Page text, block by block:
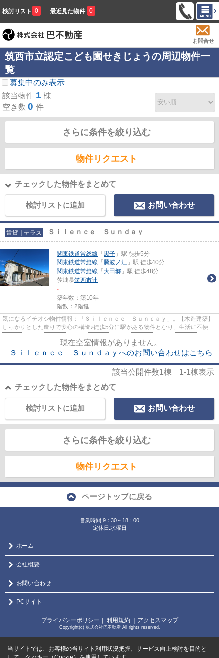
検討リスト 0 最近見た物件 0
お問合せ
筑西市立認定こども園せきじょうの周辺物件一
覧
募集中のみ表示
該当物件 1 棟
空き数 0 件
さらに条件を絞り込む
物件リクエスト
チェックした物件をまとめて
検討リストに追加 お問い合わせ
賃貸｜テラス Ｓｉｌｅｎｃｅ Ｓｕｎｄａｙ
関東鉄道常総線 「 黒子 」駅 徒歩5分
関東鉄道常総線 「 騰波ノ江 」駅 徒歩40分
関東鉄道常総線 「 大田郷 」駅 徒歩48分
茨城県筑西市辻
-
築年数：築10年
階数：2階建
気になるイチオシ物件情報：「Ｓｉｌｅｎｃｅ Ｓｕｎｄａｙ」。【木造建築】
しっかりとした造りで安心の構造♪徒歩5分に駅がある物件となり、生活に不便を
現在空室情報がありません。
Ｓｉｌｅｎｃｅ Ｓｕｎｄａｙへのお問い合わせはこちら
該当公開件数1棟 1-1棟表示
チェックした物件をまとめて
お問い合わせ
検討リストに追加
さらに条件を絞り込む
物件リクエスト
ページトップに戻る
営業時間:9：30～18：00
定休日:水曜日
ホーム
会社概要
お問い合わせ
PCサイト
プライバシーポリシー ｜ 利用規約 ｜アクセスマップ
Copyright(c) 株式会社巴不動産 All rights reserved.
当サイトでは、お客様の当サイト利用状況把握、サービス向上検討を目的と